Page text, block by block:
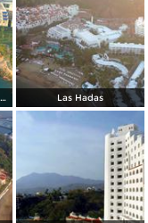
Hotel Barcelo Karmina y campo de golf Las Hadas